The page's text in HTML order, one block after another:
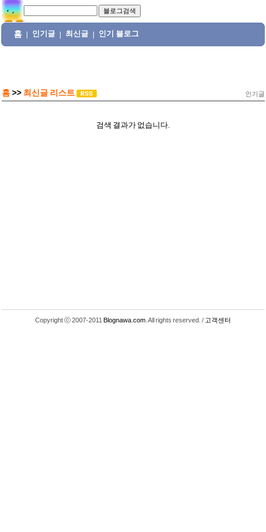
홈 인기글 최신글 인기 블로그
홈 >> 최신글 리스트 인기글
검색 결과가 없습니다.
Copyright ⓒ 2007-2011 Blognawa.com . All rights reserved. / 고객센터